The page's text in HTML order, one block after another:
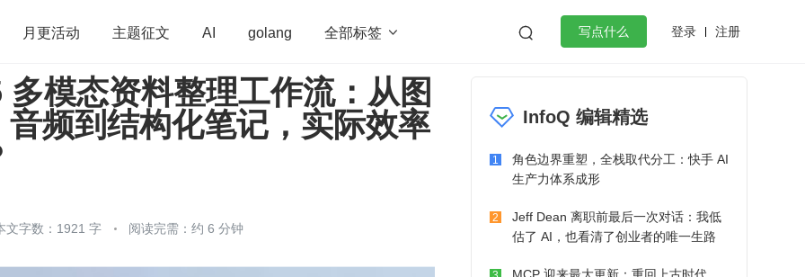
月更活动 主题征文 AI golang 全部标签   写点什么 登录 注册
算法 学习方法 Web3.0 高效工作
员 运维 深度思考 低代码 redis golang 微服务架构 flutter
模态资料整理工作流：从图
频到结构化笔记，实际效率
文字数：1921 字 阅读完需：约 6 分钟
InfoQ 编辑精选
1
角色边界重塑，全栈取代分工：快手 AI
生产力体系成形
2
Jeff Dean 离职前最后一次对话：我低
估了 AI，也看清了创业者的唯一生路